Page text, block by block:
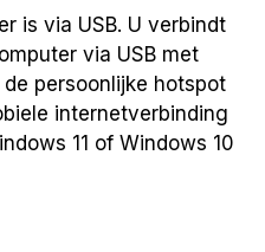
is via USB. U verbindt
via USB met
persoonlijke hotspot
internetverbinding
11 of Windows 10